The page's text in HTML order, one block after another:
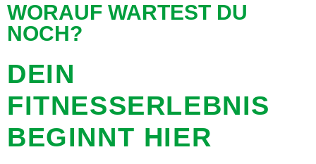
WORAUF WARTEST DU
NOCH?
DEIN
FITNESSERLEBNIS
BEGINNT HIER